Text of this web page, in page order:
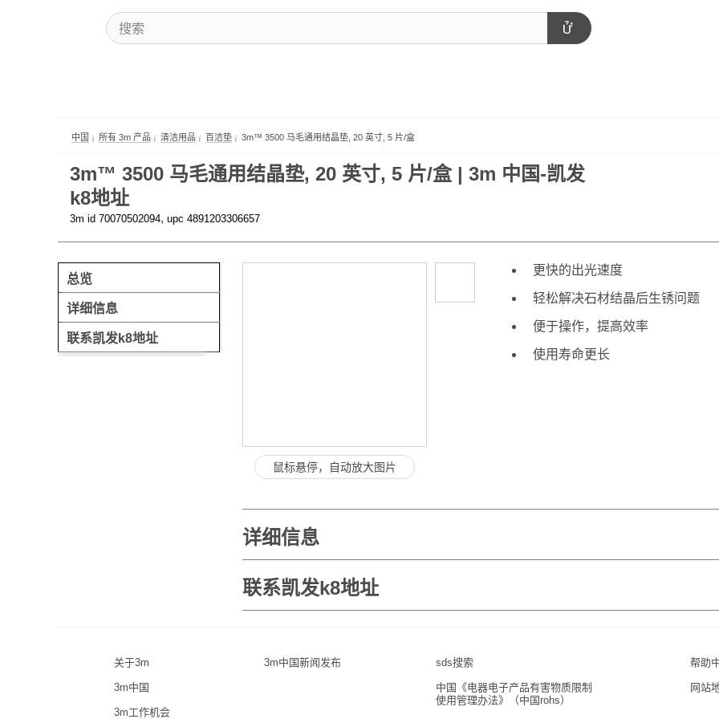
中国 所有 3m 产品 清洁用品 百洁垫 3m™ 3500 马毛通用结晶垫, 20 英寸, 5 片/盒
3m™ 3500 马毛通用结晶垫, 20 英寸, 5 片/盒 | 3m 中国-凯发
k8地址
3m id 70070502094, upc 4891203306657
总览
详细信息
联系凯发k8地址
鼠标悬停，自动放大图片
更快的出光速度
轻松解决石材结晶后生锈问题
便于操作，提高效率
使用寿命更长
详细信息
联系凯发k8地址
关于3m
3m中国
3m工作机会
3m中国新闻发布 sds搜索
中国《电器电子产品有害物质限制
使用管理办法》（中国rohs）
帮助
网站